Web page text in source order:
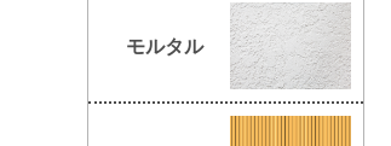
モルタル